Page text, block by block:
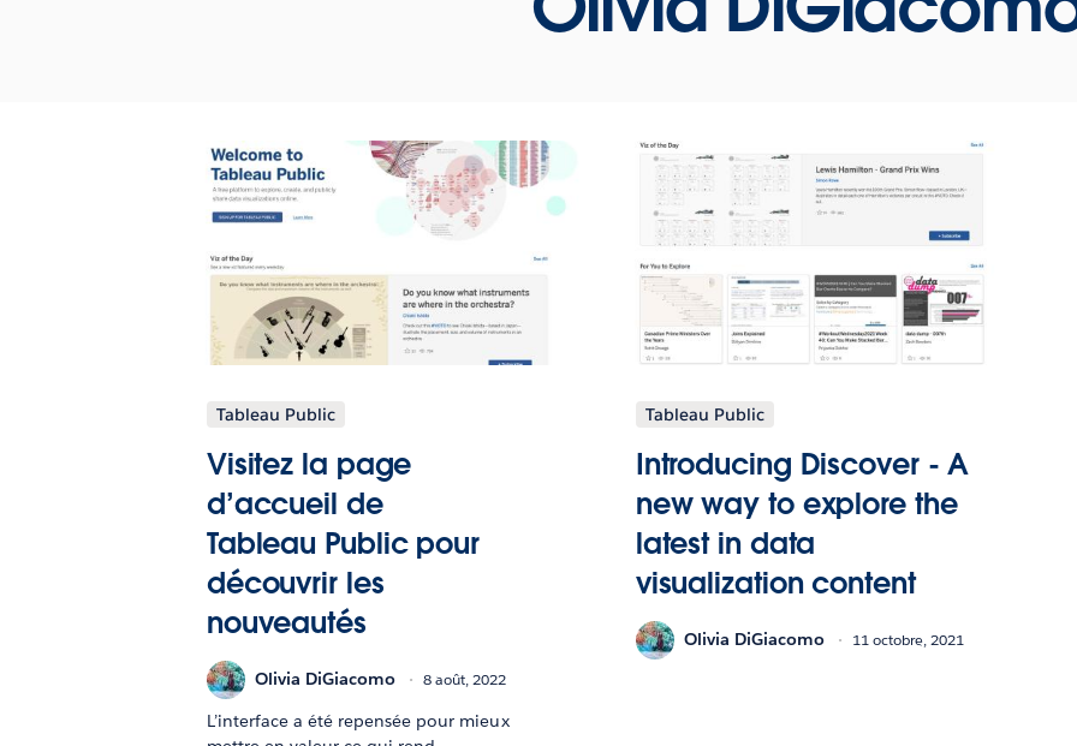
Tableau Public
Visitez la page
d’accueil de
Tableau Public pour
découvrir les
nouveautés
Olivia DiGiacomo 8 août, 2022
L’interface a été repensée pour mieux
Tableau Public
Introducing Discover - A
new way to explore the
latest in data
visualization content
Olivia DiGiacomo 11 octobre, 2021